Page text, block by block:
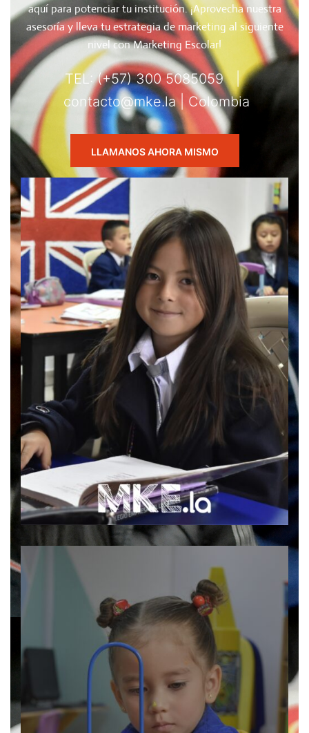
aquí para potenciar tu institución. ¡Aprovecha nuestra
asesoría y lleva tu estrategia de marketing al siguiente
nivel con Marketing Escolar!
TEL: (+57) 300 5085059 |
contacto@mke.la | Colombia
LLAMANOS AHORA MISMO